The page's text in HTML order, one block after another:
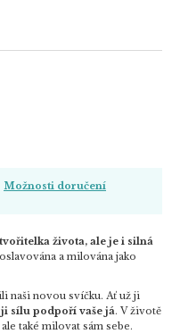
Možnosti doručení
života, ale je i silná
a milována jako
naši novou svíčku. Ať už ji
sílu podpoří vaše já. V životě
také milovat sám sebe.